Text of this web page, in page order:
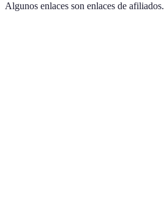
Algunos enlaces son enlaces de afiliados.